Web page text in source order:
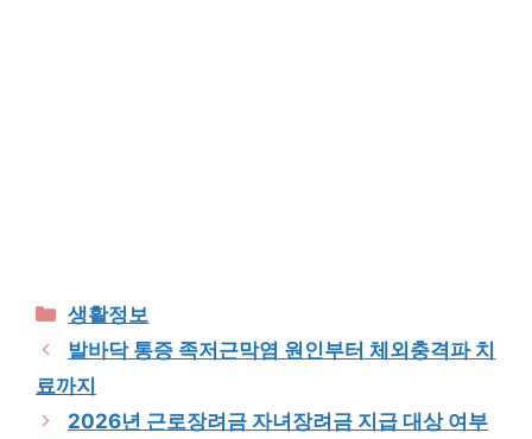
Categories
생활정보
발바닥 통증 족저근막염 원인부터 체외충격파 치
료까지
2026년 근로장려금 자녀장려금 지급 대상 여부